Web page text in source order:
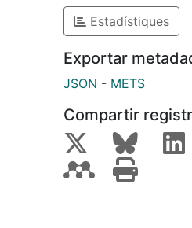
Estadístiques
Exportar
JSON - METS
Compartir